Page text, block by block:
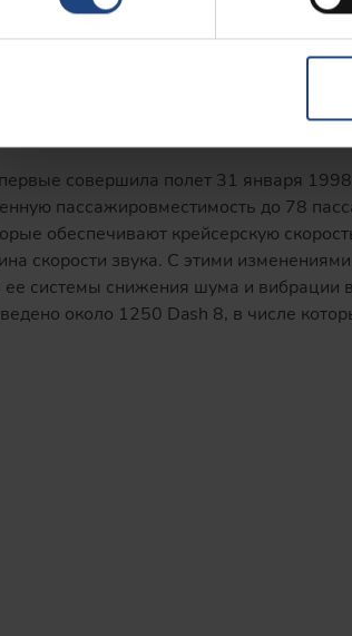
совершила полет 31 января
пассажировместимость до 78
обеспечивают крейсерскую
скорости звука. С этими
системы снижения шума и вибрации
около 1250 Dash 8, в числе